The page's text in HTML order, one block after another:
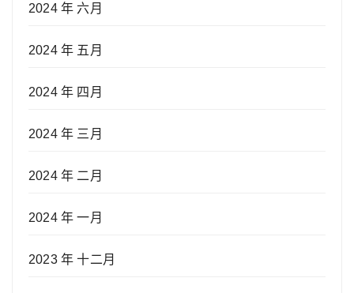
2024 年 六月
2024 年 五月
2024 年 四月
2024 年 三月
2024 年 二月
2024 年 一月
2023 年 十二月